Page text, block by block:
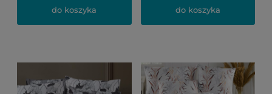
do koszyka do koszyka